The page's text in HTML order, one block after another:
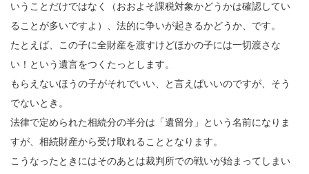
いうことだけではなく（おおよそ課税対象かどうかは確認してい
ることが多いですよ）、法的に争いが起きるかどうか、です。
たとえば、この子に全財産を渡すけどほかの子には一切渡さな
い！という遺言をつくたっとします。
もらえないほうの子がそれでいい、と言えばいいのですが、そう
でないとき。
法律で定められた相続分の半分は「遺留分」という名前になりま
すが、相続財産から受け取れることとなります。
こうなったときにはそのあとは裁判所での戦いが始まってしまい